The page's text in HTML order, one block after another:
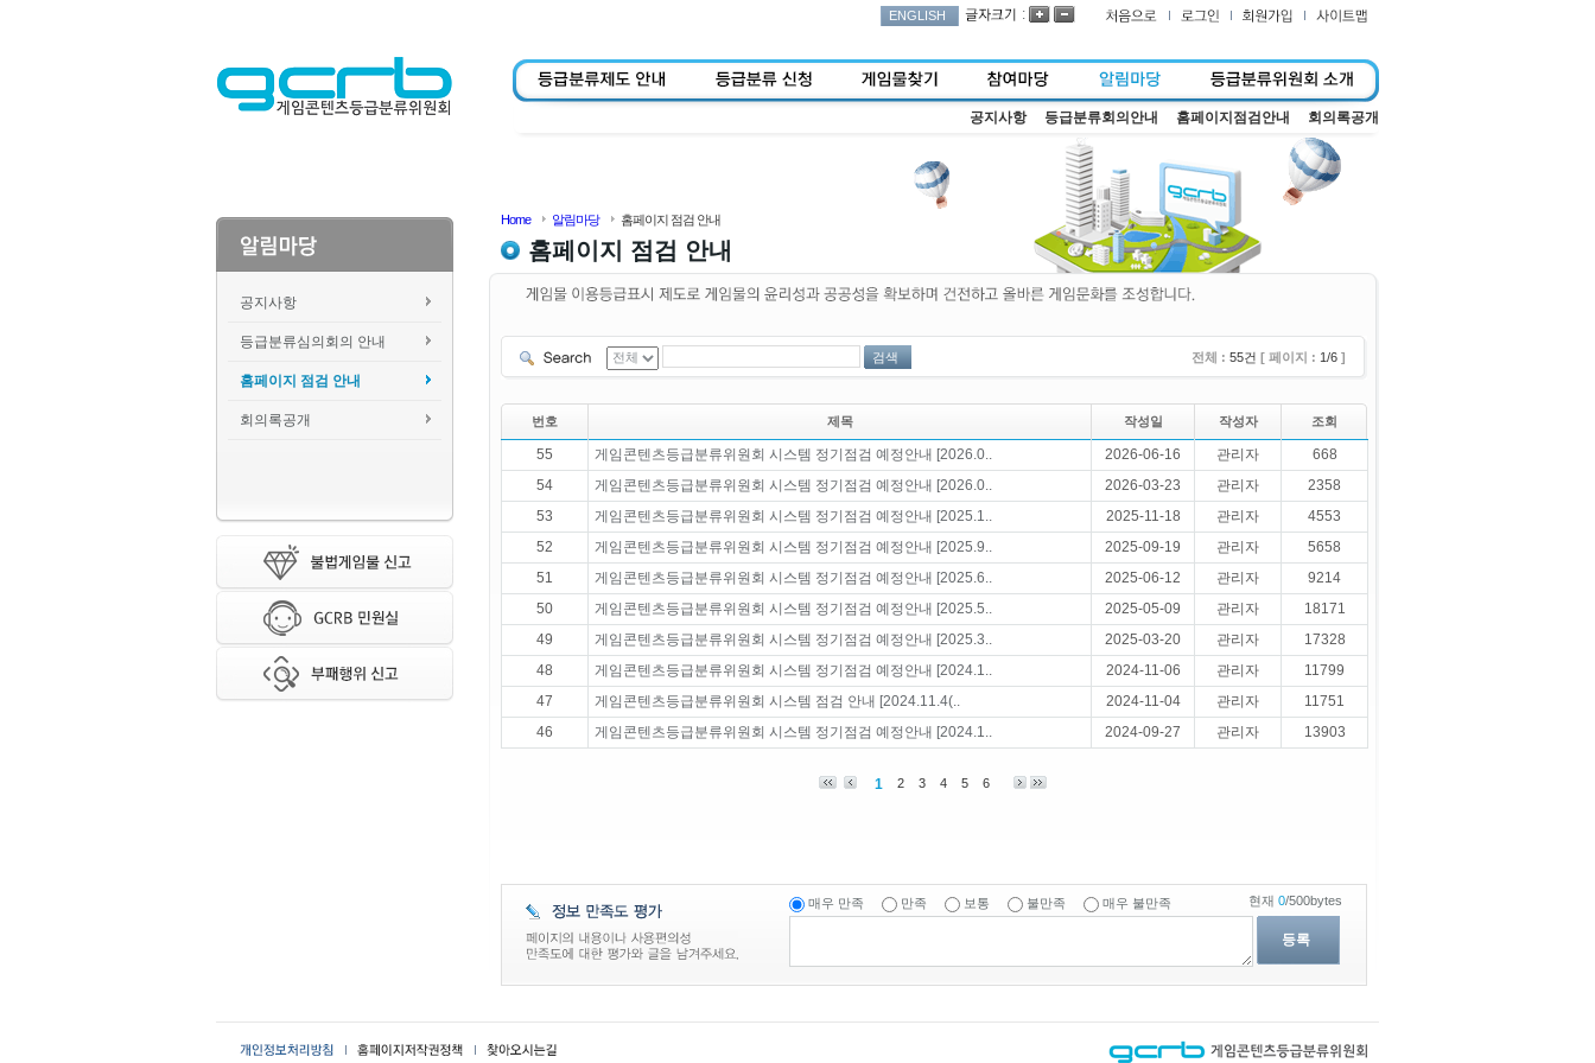
ENGLISH :
공지사항 등급분류회의안내 홈페이지점검안내 회의록공개
공지사항
등급분류심의회의 안내
홈페이지 점검 안내
회의록공개
Home 알림마당 홈페이지 점검 안내
홈페이지 점검 안내
검색 전체 : 55건 [ 페이지 : 1/6 ]
번호 제목 작성일 작성자 조회
55 게임콘텐츠등급분류위원회 시스템 정기점검 예정안내 [2026.0.. 2026-06-16 관리자
668
54
게임콘텐츠등급분류위원회 시스템 정기점검 예정안내 [2026.0.. 2026-03-23 관리자
2358
53
게임콘텐츠등급분류위원회 시스템 정기점검 예정안내 [2025.1.. 2025-11-18 관리자
4553
52
게임콘텐츠등급분류위원회 시스템 정기점검 예정안내 [2025.9.. 2025-09-19 관리자
5658
51
게임콘텐츠등급분류위원회 시스템 정기점검 예정안내 [2025.6.. 2025-06-12 관리자
9214
50
게임콘텐츠등급분류위원회 시스템 정기점검 예정안내 [2025.5.. 2025-05-09 관리자
18171
49
게임콘텐츠등급분류위원회 시스템 정기점검 예정안내 [2025.3.. 2025-03-20 관리자
17328
48
게임콘텐츠등급분류위원회 시스템 정기점검 예정안내 [2024.1.. 2024-11-06 관리자
11799
47
게임콘텐츠등급분류위원회 시스템 점검 안내 [2024.11.4(.. 2024-11-04 관리자
11751
46
게임콘텐츠등급분류위원회 시스템 정기점검 예정안내 [2024.1.. 2024-09-27 관리자 13903
1 2 3 4 5 6
매우 만족 만족 보통 불만족 매우 불만족
등록
현재 0/500bytes